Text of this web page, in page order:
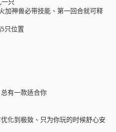
加神兽必带技能、第一回合就可释
只位置
有一款适合你
化到极致、只为你玩的时候舒心安